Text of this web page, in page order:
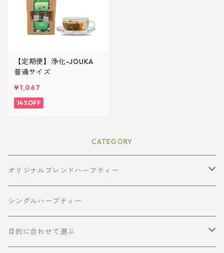
【定期便】浄化-JOUKA
普通サイズ
¥1,067
14%OFF
CATEGORY
オリジナルブレンドハーブティー
普通サイズ（ティーバッグ10個入り）
ラージサイズ（ティーバッグ30個入り）
シングルハーブティー
目的に合わせて選ぶ